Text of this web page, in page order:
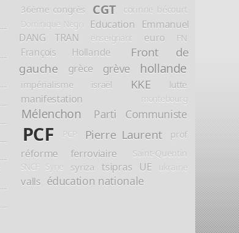
36ème congrès CGT corinne bécourt
Dominique Negri Education Emmanuel
DANG TRAN
enseignant euro FN
François Hollande
Front de
gauche
grèce grève hollande
impérialisme israël KKE lutte
manifestation montebourg
Mélenchon Parti Communiste
PCF PCP Pierre Laurent prof
réforme ferroviaire Saint-Quentin
SNCF Syrie syriza tsipras UE ukraine
valls éducation nationale